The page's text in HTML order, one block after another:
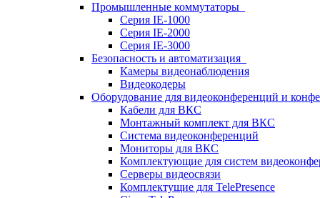
Промышленные коммутаторы
Серия IE-1000
Серия IE-2000
Серия IE-3000
Безопасность и автоматизация
Камеры видеонаблюдения
Видеокодеры
Оборудование для видеоконференций и
Кабели для ВКС
Монтажный комплект для ВКС
Система видеоконференций
Мониторы для ВКС
Комплектующие для систем
Серверы видеосвязи
Комплектущие для TelePresence